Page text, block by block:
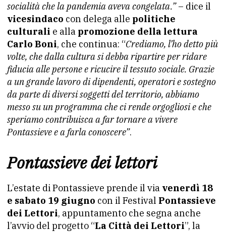
socialità che la pandemia aveva congelata.”– dice il
vicesindaco con delega alle politiche
culturali e alla promozione della lettura
Carlo Boni, che continua: “Crediamo, l’ho detto più
volte, che dalla cultura si debba ripartire per ridare
fiducia alle persone e ricucire il tessuto sociale. Grazie
a un grande lavoro di dipendenti, operatori e sostegno
da parte di diversi soggetti del territorio, abbiamo
messo su un programma che ci rende orgogliosi e che
speriamo contribuisca a far tornare a vivere
Pontassieve e a farla conoscere”.
Pontassieve dei lettori
L’estate di Pontassieve prende il via venerdì 18
e sabato 19 giugno con il Festival Pontassieve
dei Lettori, appuntamento che segna anche
l’avvio del progetto “La Città dei Lettori”, la